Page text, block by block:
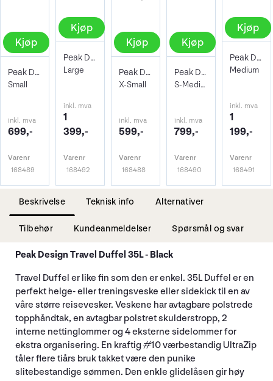
Kjøp
Peak Design Camera Cube V2 Small
Small
inkl. mva
699,-
Varenr
168489
Kjøp
Peak Design Camera Cube V2 Large
Large
inkl. mva
1
399,-
Varenr
168492
Kjøp
Peak Design Camera Cube V2 X-Small
X-Small
inkl. mva
599,-
Varenr
168488
Kjøp
Peak Design Camera Cube V2 S-Medium
S-Medium
inkl. mva
799,-
Varenr
168490
Kjøp
Peak Design Camera Cube V2 Medium
Medium
inkl. mva
1
199,-
Varenr
168491
Beskrivelse Teknisk info Alternativer
Tilbehør Kundeanmeldelser Spørsmål og svar
Peak Design Travel Duffel 35L - Black
Travel Duffel er like fin som den er enkel. 35L Duffel er en
perfekt helge- eller treningsveske eller sidekick til en av
våre større reisevesker. Veskene har avtagbare polstrede
topphåndtak, en avtagbar polstret skulderstropp, 2
interne nettinglommer og 4 eksterne sidelommer for
ekstra organisering. En kraftig #10 værbestandig UltraZip
tåler flere tiårs bruk takket være den punike
slitebestandige sømmen. Den enkle glidelåsen gir høy